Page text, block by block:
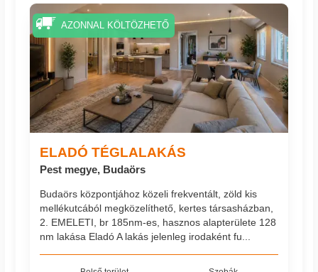
ELADÓ TÉGLALAKÁS
Pest megye, Budaörs
Budaörs központjához közeli frekventált, zöld kis
mellékutcából megközelíthető, kertes társasházban,
2. EMELETI, br 185nm-es, hasznos alapterülete 128
nm lakása Eladó A lakás jelenleg irodaként fu...
AZONNAL KÖLTÖZHETŐ